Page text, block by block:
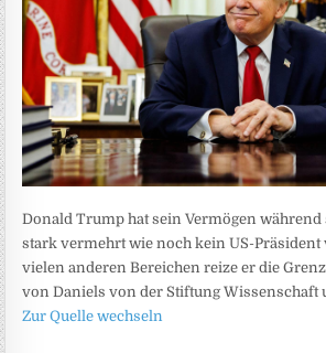
Donald Trump hat sein Vermögen während
stark vermehrt wie noch kein US-Präsident
vielen anderen Bereichen reize er die
von Daniels von der Stiftung Wissenschaft
Zur Quelle wechseln